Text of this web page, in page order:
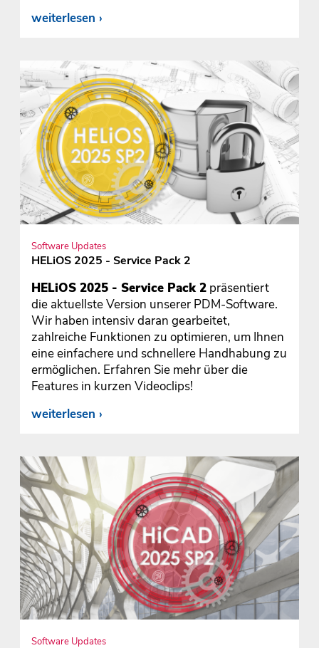
weiterlesen
Software Updates
HELiOS 2025 - Service Pack 2
HELiOS 2025 - Service Pack 2präsentiert
die aktuellste Version unserer PDM-Software.
Wir haben intensiv daran gearbeitet,
zahlreiche Funktionen zu optimieren, um Ihnen
eine einfachere und schnellere Handhabung zu
ermöglichen. Erfahren Sie mehr über die
Features in kurzen Videoclips!
weiterlesen
Software Updates